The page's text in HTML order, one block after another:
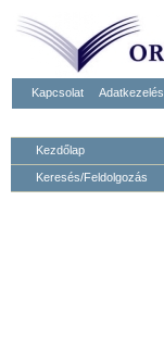
Kapcsolat Adatkezelés
Kezdőlap
Keresés/Feldolgozás